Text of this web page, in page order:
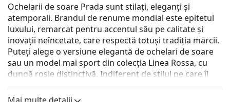
Ochelarii de soare Prada sunt stilați, eleganți și
atemporali. Brandul de renume mondial este epitetul
luxului, remarcat pentru accentul său pe calitate și
inovații neîncetate, care respectă totuși tradiția mărcii.
Puteți alege o versiune elegantă de ochelari de soare
sau un model mai sport din colecția Linea Rossa, cu
dungă roșie distinctivă. Indiferent de stilul pe care îl
unici și excepționali.